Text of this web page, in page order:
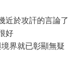
近於攻訐的言論了
好
界就已彰顯無疑